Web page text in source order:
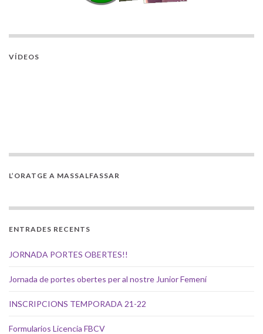
VÍDEOS
L’ORATGE A MASSALFASSAR
ENTRADES RECENTS
JORNADA PORTES OBERTES!!
Jornada de portes obertes per al nostre Junior Femení
INSCRIPCIONS TEMPORADA 21-22
Formularios Licencia FBCV